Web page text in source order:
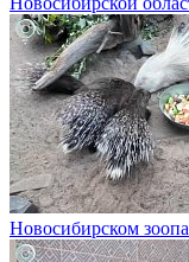
Новосибирском